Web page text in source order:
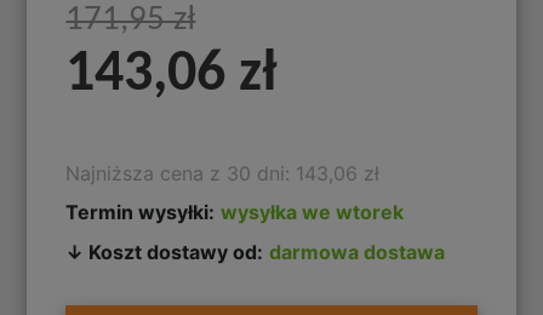
171,95 zł
143,06 zł
Najniższa cena z 30 dni: 143,06 zł
Termin wysyłki: wysyłka we wtorek
↓ Koszt dostawy od: darmowa dostawa